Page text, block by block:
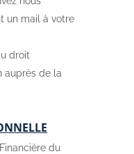
un mail à votre
droit
auprès de la
du